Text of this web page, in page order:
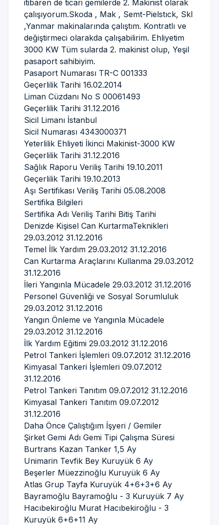
itibaren de ticari gemilerde 2. Makinist olarak
çalışıyorum.Skoda , Mak , Semt-Pielstıck, Skl
,Yanmar makinalarında çalıştım. Kontratlı ve
değiştirmeci olarakda çalışabilirim. Ehliyetim
3000 KW Tüm sularda 2. makinist olup, Yeşil
pasaport sahibiyim.
Pasaport Numarası TR-C 001333
Geçerlilik Tarihi 16.02.2014
Liman Cüzdanı No S 00061493
Geçerlilik Tarihi 31.12.2016
Sicil Limanı İstanbul
Sicil Numarası 4343000371
Yeterlilik Ehliyeti İkinci Makinist-3000 KW
Geçerlilik Tarihi 31.12.2016
Sağlık Raporu Veriliş Tarihi 19.10.2011
Geçerlilik Tarihi 19.10.2013
Aşı Sertifikası Veriliş Tarihi 05.08.2008
Sertifika Bilgileri
Sertifika Adı Veriliş Tarihi Bitiş Tarihi
Denizde Kişisel Can KurtarmaTeknikleri
29.03.2012 31.12.2016
Temel İlk Yardım 29.03.2012 31.12.2016
Can Kurtarma Araçlarını Kullanma 29.03.2012
31.12.2016
İleri Yangınla Mücadele 29.03.2012 31.12.2016
Personel Güvenliği ve Sosyal Sorumluluk
29.03.2012 31.12.2016
Yangın Önleme ve Yangınla Mücadele
29.03.2012 31.12.2016
İlk Yardım Eğitimi 29.03.2012 31.12.2016
Petrol Tankeri İşlemleri 09.07.2012 31.12.2016
Kimyasal Tankeri İşlemleri 09.07.2012
31.12.2016
Petrol Tankeri Tanıtım 09.07.2012 31.12.2016
Kimyasal Tankeri Tanıtım 09.07.2012
31.12.2016
Daha Önce Çalıştığım İşyeri / Gemiler
Şirket Gemi Adı Gemi Tipi Çalışma Süresi
Burtrans Kazan Tanker 1,5 Ay
Unimarin Tevfik Bey Kuruyük 6 Ay
Beşerler Müezzinoğlu Kuruyük 6 Ay
Atlas Grup Tayfa Kuruyük 4+6+3+6 Ay
Bayramoğlu Bayramoğlu - 3 Kuruyük 7 Ay
Hacıbekiroğlu Murat Hacıbekiroğlu - 3
Kuruyük 6+6+11 Ay